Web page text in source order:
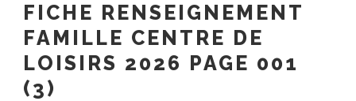
FICHE RENSEIGNEMENT
FAMILLE CENTRE DE
LOISIRS 2026 PAGE 001
(3)